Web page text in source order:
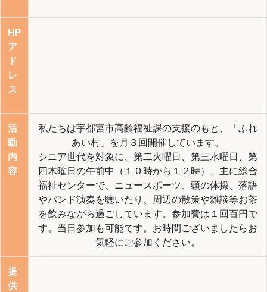
HP
ア
ド
レ
ス
活
動
内
容
私たちは宇都宮市高齢福祉課の支援のもと、「ふれ
あい村」を月３回開催しています。
シニア世代を対象に、第二火曜日、第三水曜日、第
四木曜日の午前中（１０時から１２時）、主に総合
福祉センターで、ニュースポーツ、頭の体操、落語
やバンド演奏を聴いたり、周辺の散策や雑談等お茶
を飲みながら過ごしています。参加費は１回百円で
す。当日参加も可能です。お時間ございましたらお
気軽にご参加ください。
提
供